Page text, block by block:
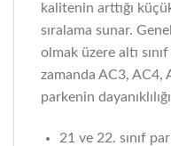
kalitenin arttığı
sıralama sunar.
olmak üzere altı
zamanda AC3, AC4,
parkenin
21 ve 22. sınıf